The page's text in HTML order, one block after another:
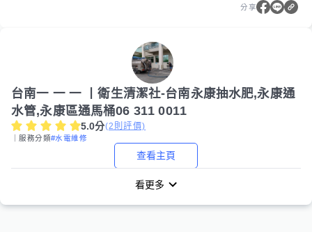
分享
台南一 一 一 丨衛生清潔社-台南永康抽水肥,永康通
水管,永康區通馬桶06 311 0011
5.0分(2 則評價)
｜服務分類#水電維修
查看主頁
看更多